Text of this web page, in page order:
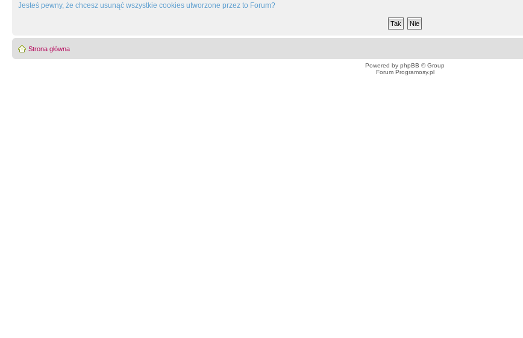
Jesteś pewny, że chcesz usunąć wszystkie cookies utworzone przez to Forum?
Strona główna
Powered by phpBB © Group
Forum Programosy.pl